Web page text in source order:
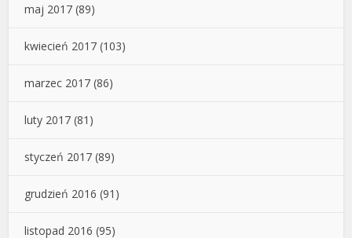
maj 2017 (89)
kwiecień 2017 (103)
marzec 2017 (86)
luty 2017 (81)
styczeń 2017 (89)
grudzień 2016 (91)
listopad 2016 (95)